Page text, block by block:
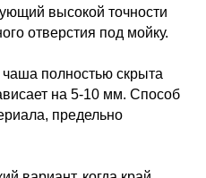
высокой точности
отверстия под мойку.
полностью скрыта
на 5-10 мм. Способ
предельно